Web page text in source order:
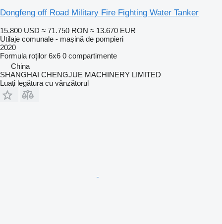
Dongfeng off Road Military Fire Fighting Water Tanker
15.800 USD ≈ 71.750 RON ≈ 13.670 EUR
Utilaje comunale - mașină de pompieri
2020
Formula roţilor 6x6 0 compartimente
China
SHANGHAI CHENGJUE MACHINERY LIMITED
Luați legătura cu vânzătorul